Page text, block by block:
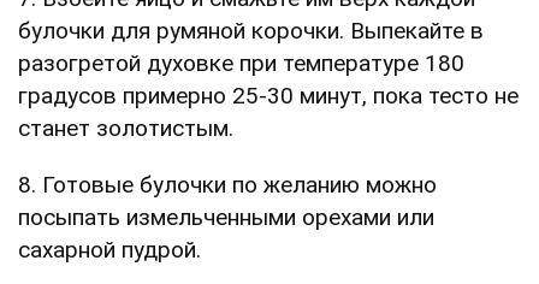
булочки для румяной корочки. Выпекайте в
разогретой духовке при температуре 180
градусов примерно 25-30 минут, пока тесто не
станет золотистым.
8. Готовые булочки по желанию можно
посыпать измельченными орехами или
сахарной пудрой.